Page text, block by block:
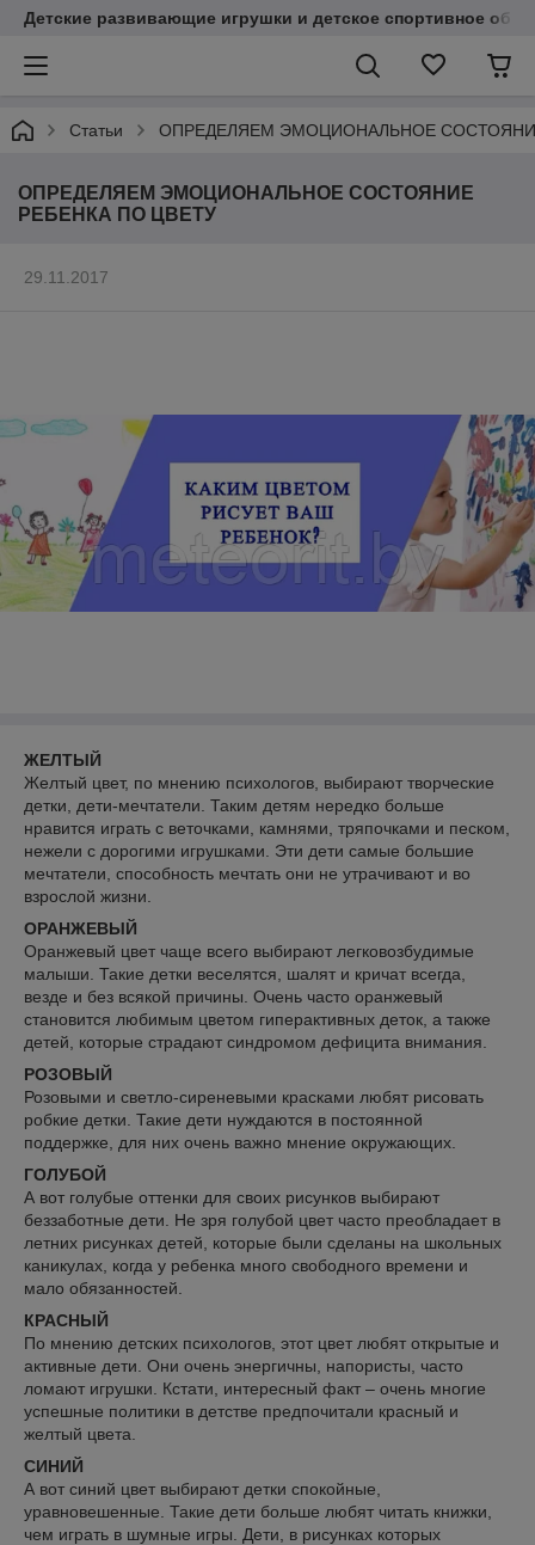
Детские развивающие игрушки и детское спортивное
Статьи ОПРЕДЕЛЯЕМ ЭМОЦИОНАЛЬНОЕ
ОПРЕДЕЛЯЕМ ЭМОЦИОНАЛЬНОЕ СОСТОЯНИЕ
РЕБЕНКА ПО ЦВЕТУ
29.11.2017
ЖЕЛТЫЙ
Желтый цвет, по мнению психологов, выбирают творческие
детки, дети-мечтатели. Таким детям нередко больше
нравится играть с веточками, камнями, тряпочками и песком,
нежели с дорогими игрушками. Эти дети самые большие
мечтатели, способность мечтать они не утрачивают и во
взрослой жизни.
ОРАНЖЕВЫЙ
Оранжевый цвет чаще всего выбирают легковозбудимые
малыши. Такие детки веселятся, шалят и кричат всегда,
везде и без всякой причины. Очень часто оранжевый
становится любимым цветом гиперактивных деток, а также
детей, которые страдают синдромом дефицита внимания.
РОЗОВЫЙ
Розовыми и светло-сиреневыми красками любят рисовать
робкие детки. Такие дети нуждаются в постоянной
поддержке, для них очень важно мнение окружающих.
ГОЛУБОЙ
А вот голубые оттенки для своих рисунков выбирают
беззаботные дети. Не зря голубой цвет часто преобладает в
летних рисунках детей, которые были сделаны на школьных
каникулах, когда у ребенка много свободного времени и
мало обязанностей.
КРАСНЫЙ
По мнению детских психологов, этот цвет любят открытые и
активные дети. Они очень энергичны, напористы, часто
ломают игрушки. Кстати, интересный факт – очень многие
успешные политики в детстве предпочитали красный и
желтый цвета.
СИНИЙ
А вот синий цвет выбирают детки спокойные,
уравновешенные. Такие дети больше любят читать книжки,
чем играть в шумные игры. Дети, в рисунках которых